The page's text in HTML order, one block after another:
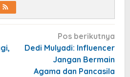
Pos berikutnya
Dedi Mulyadi: Influencer
Jangan Bermain
Agama dan Pancasila